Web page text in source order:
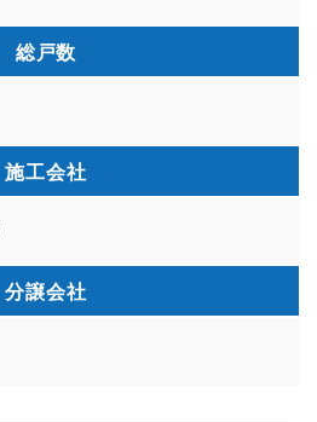
総戸数
施工会社
分譲会社